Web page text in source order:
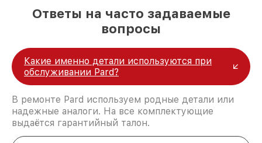
Pard
Неисправность системы стабилизации —
устраняем сбои в работе механики и
Повреждение корпуса— заменяем
повреждённые элементы корпуса, сохраняя
герметичность устройства.
Сбой в программном обеспечении—
обновляем прошивку и устраняем ошибки в
работе программных модулей.
Ответы на часто задаваемые
вопросы
Какие именно детали используются при
обслуживании Pard?
В ремонте Pard используем родные детали или
надежные аналоги. На все комплектующие
выдаётся гарантийный талон.